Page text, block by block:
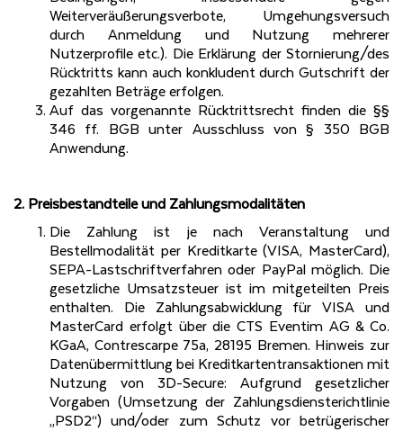
Weiterveräußerungsverbote, Umgehungsversuch
durch Anmeldung und Nutzung mehrerer
Nutzerprofile etc.). Die Erklärung der Stornierung/des
Rücktritts kann auch konkludent durch Gutschrift der
gezahlten Beträge erfolgen.
Auf das vorgenannte Rücktrittsrecht finden die §§
346 ff. BGB unter Ausschluss von § 350 BGB
Anwendung.
2. Preisbestandteile und Zahlungsmodalitäten
Die Zahlung ist je nach Veranstaltung und
Bestellmodalität per Kreditkarte (VISA, MasterCard),
SEPA-Lastschriftverfahren oder PayPal möglich. Die
gesetzliche Umsatzsteuer ist im mitgeteilten Preis
enthalten. Die Zahlungsabwicklung für VISA und
MasterCard erfolgt über die CTS Eventim AG & Co.
KGaA, Contrescarpe 75a, 28195 Bremen. Hinweis zur
Datenübermittlung bei Kreditkartentransaktionen mit
Nutzung von 3D-Secure: Aufgrund gesetzlicher
Vorgaben (Umsetzung der Zahlungsdiensterichtlinie
„PSD2“) und/oder zum Schutz vor betrügerischer